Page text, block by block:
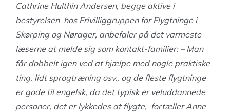
Cathrine Hulthin Andersen, begge aktive i
bestyrelsen hos Frivilliggruppen for Flygtninge i
Skørping og Nørager, anbefaler på det varmeste
læserne at melde sig som kontakt-familier: – Man
får dobbelt igen ved at hjælpe med nogle praktiske
ting, lidt sprogtræning osv., og de fleste flygtninge
er gode til engelsk, da det typisk er veluddannede
personer, det er lykkedes at flygte, fortæller Anne